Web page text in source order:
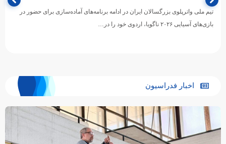
تیم ملی واترپلوی بزرگسالان ایران در ادامه برنامه‌های آماده‌سازی برای حضور در
بازی‌های آسیایی ۲۰۲۶ ناگویا، اردوی خود را در…
اخبار فدراسیون